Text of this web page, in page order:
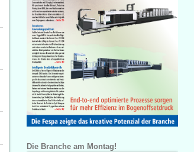
Die Branche am Montag!